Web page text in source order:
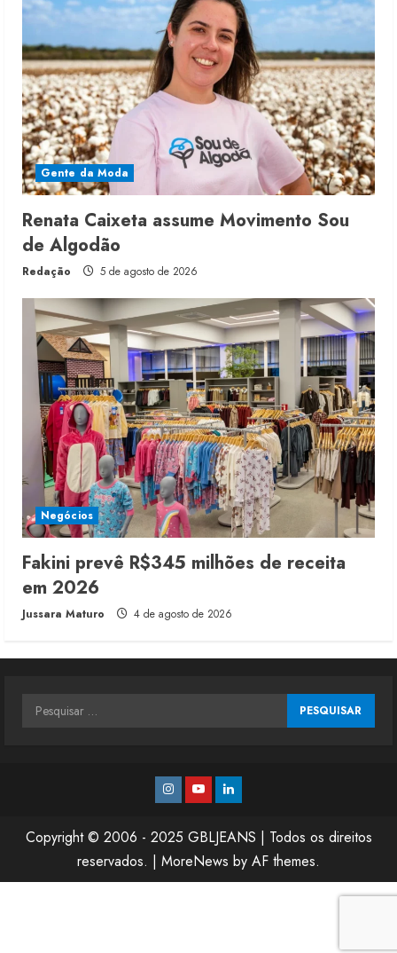
Gente da Moda
Renata Caixeta assume Movimento Sou
de Algodão
Redação 5 de agosto de 2026
Negócios
Fakini prevê R$345 milhões de receita
em 2026
Jussara Maturo 4 de agosto de 2026
Pesquisar
Instagram
YoutubeLinkedin
Copyright © 2006 - 2025 GBLJEANS | Todos os direitos
reservados. | MoreNews by AF themes.